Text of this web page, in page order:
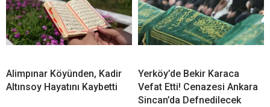
Alimpınar Köyünden, Kadir
Altınsoy Hayatını Kaybetti
Yerköy’de Bekir Karaca
Vefat Etti! Cenazesi Ankara
Sincan’da Defnedilecek